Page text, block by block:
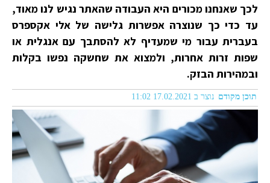
לכך שאנחנו מכורים היא העבודה שהאתר נגיש לנו מאוד,
עד כדי כך שנוצרה אפשרות גלישה של אלי אקספרס
בעברית עבור מי שמעדיף לא להסתבך עם אנגלית או
שפות זרות אחרות, ולמצוא את שחשקה נפשו בקלות
ובמהירות הבזק.
תוכן מקודם נוצר ב 17.02.2021 11:02